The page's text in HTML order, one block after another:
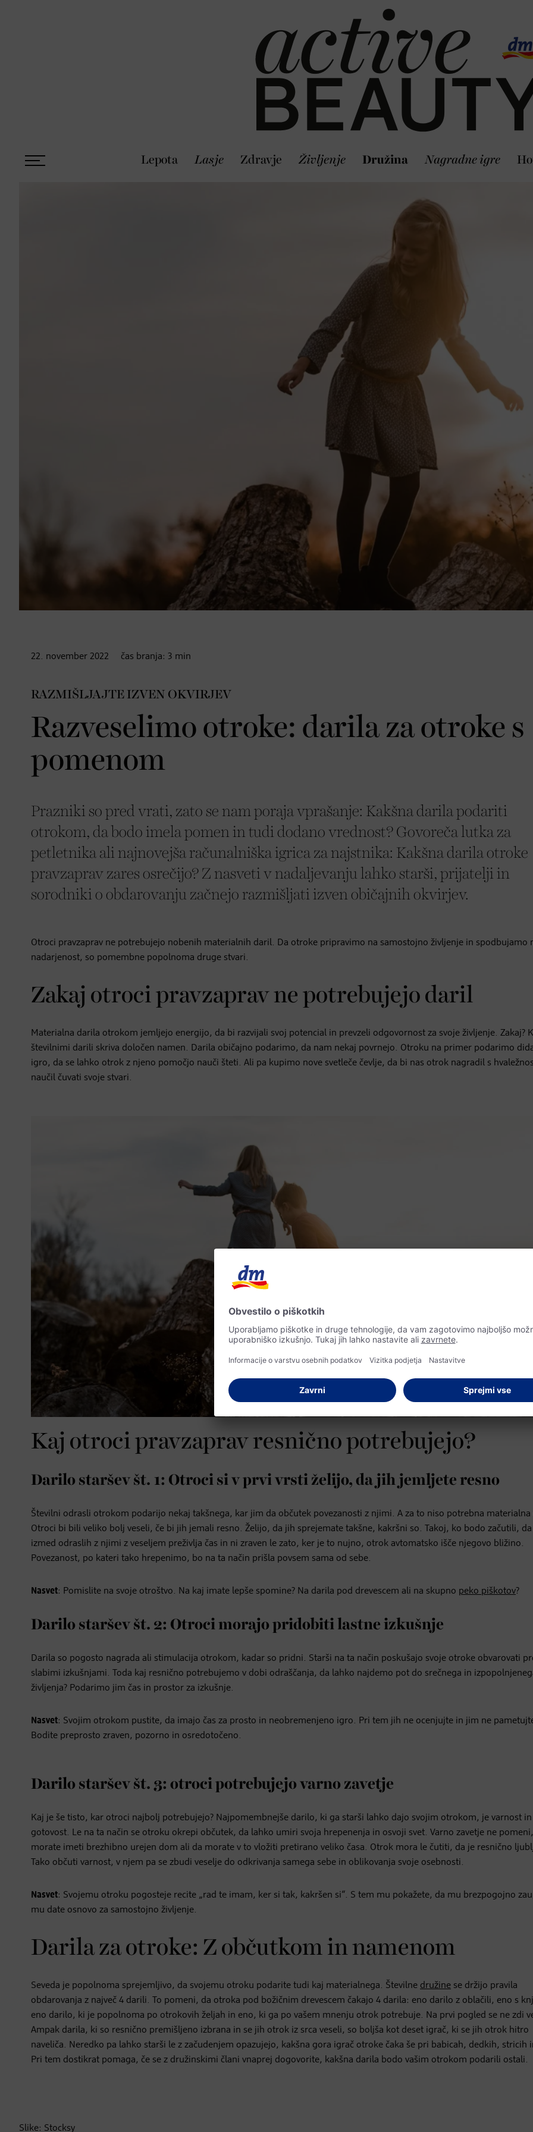
Lepota Lasje Zdravje Življenje Družina Nagradne igre
22. november 2022 čas branja: 3 min
RAZMIŠLJAJTE IZVEN OKVIRJEV
Razveselimo otroke: darila za otroke s
pomenom
Prazniki so pred vrati, zato se nam poraja vprašanje: Kakšna darila podariti
otrokom, da bodo imela pomen in tudi dodano vrednost? Govoreča lutka za
petletnika ali najnovejša računalniška igrica za najstnika: Kakšna darila otroke
pravzaprav zares osrečijo? Z nasveti v nadaljevanju lahko starši, prijatelji in
sorodniki o obdarovanju začnejo razmišljati izven običajnih okvirjev.
Otroci pravzaprav ne potrebujejo nobenih materialnih daril. Da otroke pripravimo na samostojno življenje in spodbujamo
nadarjenost, so pomembne popolnoma druge stvari.
Zakaj otroci pravzaprav ne potrebujejo daril
Materialna darila otrokom jemljejo energijo, da bi razvijali svoj potencial in prevzeli odgovornost za svoje življenje. Zakaj?
številnimi darili skriva določen namen. Darila običajno podarimo, da nam nekaj povrnejo. Otroku na primer podarimo
igro, da se lahko otrok z njeno pomočjo nauči šteti. Ali pa kupimo nove svetleče čevlje, da bi nas otrok nagradil s
naučil čuvati svoje stvari.
Kaj otroci pravzaprav resnično potrebujejo?
Darilo staršev št. 1: Otroci si v prvi vrsti želijo, da jih jemljete resno
Številni odrasli otrokom podarijo nekaj takšnega, kar jim da občutek povezanosti z njimi. A za to niso potrebna materialna
Otroci bi bili veliko bolj veseli, če bi jih jemali resno. Želijo, da jih sprejemate takšne, kakršni so. Takoj, ko bodo začutili, da
izmed odraslih z njimi z veseljem preživlja čas in ni zraven le zato, ker je to nujno, otrok avtomatsko išče njegovo bližino.
Povezanost, po kateri tako hrepenimo, bo na ta način prišla povsem sama od sebe.
Nasvet: Pomislite na svoje otroštvo. Na kaj imate lepše spomine? Na darila pod drevescem ali na skupno peko piškotov?
Darilo staršev št. 2: Otroci morajo pridobiti lastne izkušnje
Darila so pogosto nagrada ali stimulacija otrokom, kadar so pridni. Starši na ta način poskušajo svoje otroke obvarovati
slabimi izkušnjami. Toda kaj resnično potrebujemo v dobi odraščanja, da lahko najdemo pot do srečnega in
življenja? Podarimo jim čas in prostor za izkušnje.
Nasvet: Svojim otrokom pustite, da imajo čas za prosto in neobremenjeno igro. Pri tem jih ne ocenjujte in jim ne
Bodite preprosto zraven, pozorno in osredotočeno.
Darilo staršev št. 3: otroci potrebujejo varno zavetje
Kaj je še tisto, kar otroci najbolj potrebujejo? Najpomembnejše darilo, ki ga starši lahko dajo svojim otrokom, je varnost in
gotovost. Le na ta način se otroku okrepi občutek, da lahko umiri svoja hrepenenja in osvoji svet. Varno zavetje ne
morate imeti brezhibno urejen dom ali da morate v to vložiti pretirano veliko časa. Otrok mora le čutiti, da je resnično
Tako občuti varnost, v njem pa se zbudi veselje do odkrivanja samega sebe in oblikovanja svoje osebnosti.
Nasvet: Svojemu otroku pogosteje recite „rad te imam, ker si tak, kakršen si“. S tem mu pokažete, da mu brezpogojno
mu date osnovo za samostojno življenje.
Darila za otroke: Z občutkom in namenom
Seveda je popolnoma sprejemljivo, da svojemu otroku podarite tudi kaj materialnega. Številne družine se držijo pravila
obdarovanja z največ 4 darili. To pomeni, da otroka pod božičnim drevescem čakajo 4 darila: eno darilo z oblačili, eno s
eno darilo, ki je popolnoma po otrokovih željah in eno, ki ga po vašem mnenju otrok potrebuje. Na prvi pogled se ne zdi
Ampak darila, ki so resnično premišljeno izbrana in se jih otrok iz srca veseli, so boljša kot deset igrač, ki se jih otrok hitro
naveliča. Neredko pa lahko starši le z začudenjem opazujejo, kakšna gora igrač otroke čaka še pri babicah, dedkih, stricih
Pri tem dostikrat pomaga, če se z družinskimi člani vnaprej dogovorite, kakšna darila bodo vašim otrokom podarili ostali.
Slike: Stocksy